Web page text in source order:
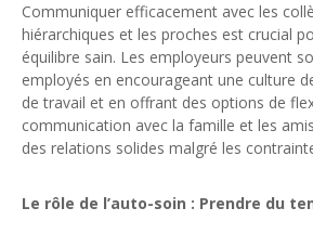
Communiquer efficacement avec les
hiérarchiques et les proches est crucial
équilibre sain. Les employeurs peuvent
employés en encourageant une culture
de travail et en offrant des options de
communication avec la famille et les
des relations solides malgré les
Le rôle de l’auto-soin : Prendre du